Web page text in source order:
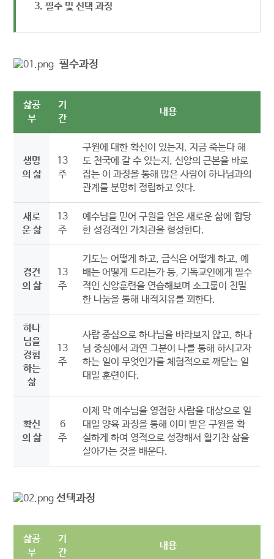
3. 필수 및 선택 과정
필수과정
삶공
부
기
간
내용
생명
의 삶
13
주
구원에 대한 확신이 있는지, 지금 죽는다 해
도 천국에 갈 수 있는지, 신앙의 근본을 바로
잡는 이 과정을 통해 많은 사람이 하나님과의
관계를 분명히 정립하고 있다.
새로
운 삶
13
주
예수님을 믿어 구원을 얻은 새로운 삶에 합당
한 성경적인 가치관을 형성한다.
경건
의 삶
13
주
기도는 어떻게 하고, 금식은 어떻게 하고, 예
배는 어떻게 드리는가 등, 기독교인에게 필수
적인 신앙훈련을 연습해보며 소그룹이 친밀
한 나눔을 통해 내적치유를 꾀한다.
하나
님을
경험
하는
삶
13
주
사람 중심으로 하나님을 바라보지 않고, 하나
님 중심에서 과연 그분이 나를 통해 하시고자
하는 일이 무엇인가를 체험적으로 깨닫는 일
대일 훈련이다.
확신
의 삶
6
주
이제 막 예수님을 영접한 사람을 대상으로 일
대일 양육 과정을 통해 이미 받은 구원을 확
실하게 하여 영적으로 성장해서 활기찬 삶을
살아가는 것을 배운다.
선택과정
삶공
부
기
간
내용